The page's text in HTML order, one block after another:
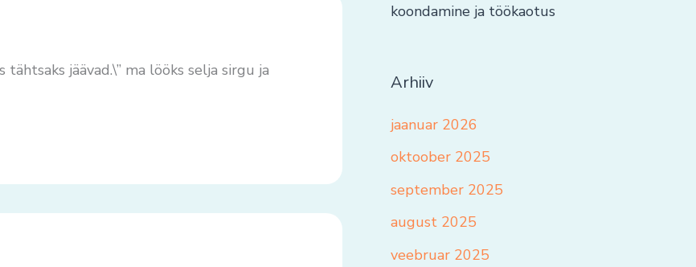
tähtsaks jäävad.\” ma lööks selja sirgu ja
koondamine ja töökaotus
Arhiiv
jaanuar 2026
oktoober 2025
september 2025
august 2025
veebruar 2025